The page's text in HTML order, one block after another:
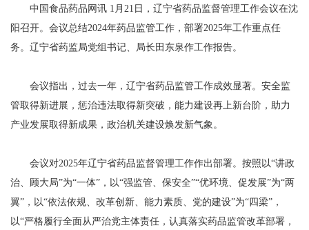
中国食品药品网讯 1月21日，辽宁省药品监督管理工作会议在沈
阳召开。会议总结2024年药品监管工作，部署2025年工作重点任
务。辽宁省药监局党组书记、局长田东泉作工作报告。
会议指出，过去一年，辽宁省药品监管工作成效显著。安全监
管取得新进展，惩治违法取得新突破，能力建设再上新台阶，助力
产业发展取得新成果，政治机关建设焕发新气象。
会议对2025年辽宁省药品监督管理工作作出部署。按照以“讲政
治、顾大局”为“一体”，以“强监管、保安全”“优环境、促发展”为“两
翼”，以“依法依规、改革创新、能力素质、党的建设”为“四梁”，
以“严格履行全面从严治党主体责任，认真落实药品监管改革部署，